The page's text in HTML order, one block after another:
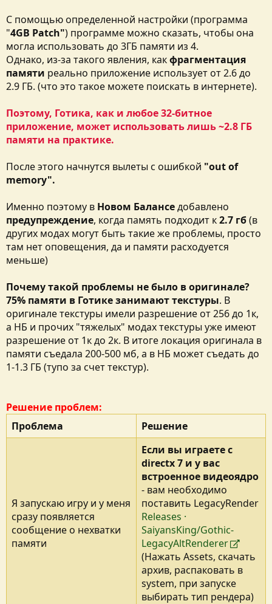
С помощью определенной настройки (программа
"4GB Patch") программе можно сказать, чтобы она
могла использовать до 3ГБ памяти из 4.
Однако, из-за такого явления, какфрагментация
памяти реально приложение использует от 2.6 до
2.9 ГБ. (что это такое можете поискать в интернете).
Поэтому, Готика, как и любое 32-битное
приложение, может использовать лишь ~2.8 ГБ
памяти на практике.
После этого начнутся вылеты с ошибкой "out of
memory".
Именно поэтому в Новом Баланседобавлено
предупреждение, когда память подходит к2.7 гб(в
других модах могут быть такие же проблемы, просто
там нет оповещения, да и памяти расходуется
меньше)
Почему такой проблемы не было в оригинале?
75% памяти в Готике занимают текстуры. В
оригинале текстуры имели разрешение от 256 до 1к,
а НБ и прочих "тяжелых" модах текстуры уже имеют
разрешение от 1к до 2к. В итоге локация оригинала в
памяти съедала 200-500 мб, а в НБ может съедать до
1-1.3 ГБ (тупо за счет текстур).
Решение проблем:
Проблема
Решение
Я запускаю игру и у меня
сразу появляется
сообщение о нехватки
памяти
Если вы играете с
directx 7 и у вас
встроенное видеоядро
- вам необходимо
поставить LegacyRender
Releases ·
SaiyansKing/Gothic-
LegacyAltRenderer
(Нажать Assets, скачать
архив, распаковать в
system, при запуске
выбирать тип рендера)